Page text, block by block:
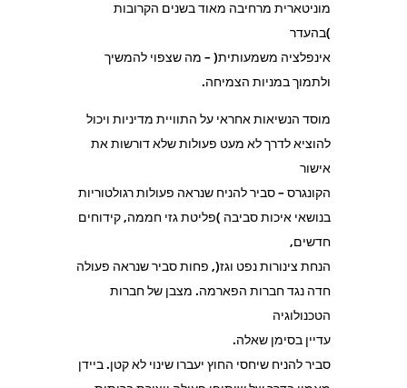
מוניטארית מרחיבה מאוד בשנים הקרובות
)בהעדר
אינפלציה משמעותית( – מה שצפוי להמשיך
ולתמוך במניות הצמיחה.
מוסד הנשיאות אחראי על התוויית מדיניות ויכול
להוציא לדרך לא מעט פעולות שלא דורשות את
אישור
הקונגרס – סביר להניח שנראה פעולות רגולטוריות
בנושאי איכות סביבה )פליטת גזי חממה, קידוחים
חדשים,
הנחת צינורות נפט וגז(, פחות סביר שנראה פעולה
חדה נגד חברות הפארמה. מצבן של חברות
הטכנולוגיה
עדיין בסימן שאלה.
סביר להניח שיחסי החוץ יעברו שינוי לא קטן. ביידן